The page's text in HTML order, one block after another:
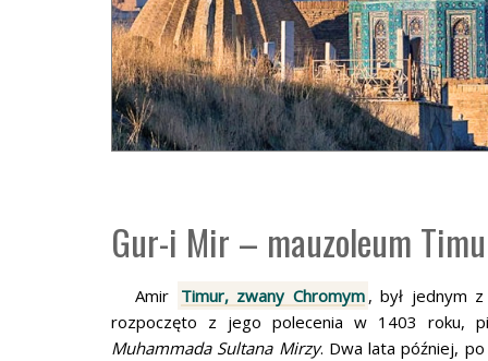
Gur-i Mir – mauzoleum
Amir Timur, zwany Chromym , był jednym
rozpoczęto z jego polecenia w 1403 roku,
Muhammada Sultana Mirzy. Dwa lata później,